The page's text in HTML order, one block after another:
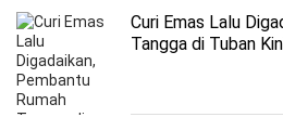
Curi Emas Lalu
Tangga di Tuban